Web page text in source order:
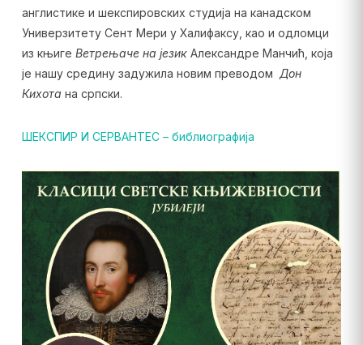
англистике и шекспировских студија на канадском
Универзитету Сент Мери у Халифаксу, као и одломци
из књиге Ветрењаче на језик Александре Манчић, која
је нашу средину задужила новим преводом Дон
Кихота на српски.
ШЕКСПИР И СЕРВАНТЕС – библиографија